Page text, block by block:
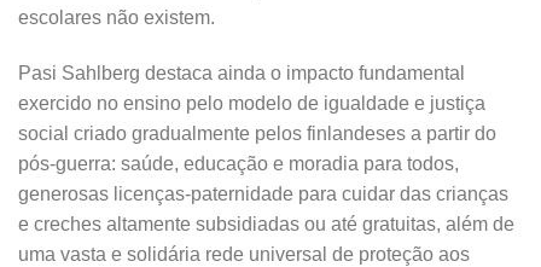
escolares não existem.
Pasi Sahlberg destaca ainda o impacto fundamental
exercido no ensino pelo modelo de igualdade e justiça
social criado gradualmente pelos finlandeses a partir do
pós-guerra: saúde, educação e moradia para todos,
generosas licenças-paternidade para cuidar das crianças
e creches altamente subsidiadas ou até gratuitas, além de
uma vasta e solidária rede universal de proteção aos